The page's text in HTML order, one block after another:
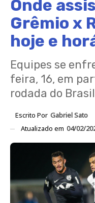
Onde
Grêmio x
hoje e
Equipes se
feira, 16, em
rodada do
Escrito Por Gabriel Sato
Atualizado em 04/02/